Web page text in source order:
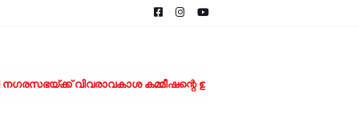
വിവരാവകാശ കമ്മീഷന്റെ ഉത്തരവ്